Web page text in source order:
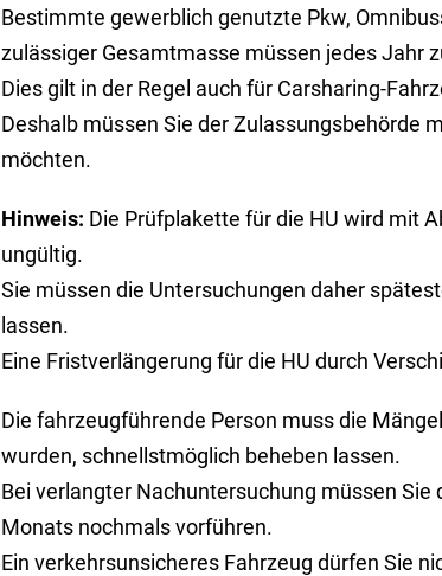
Bestimmte gewerblich genutzte Pkw,
zulässiger Gesamtmasse müssen jedes Jahr
Dies gilt in der Regel auch für Carsharing-
Deshalb müssen Sie der Zulassungsbehörde
möchten.
Hinweis: Die Prüfplakette für die HU wird mit
ungültig.
Sie müssen die Untersuchungen daher
lassen.
Eine Fristverlängerung für die HU durch
Die fahrzeugführende Person muss die
wurden, schnellstmöglich beheben lassen.
Bei verlangter Nachuntersuchung müssen
Monats nochmals vorführen.
Ein verkehrsunsicheres Fahrzeug dürfen Sie